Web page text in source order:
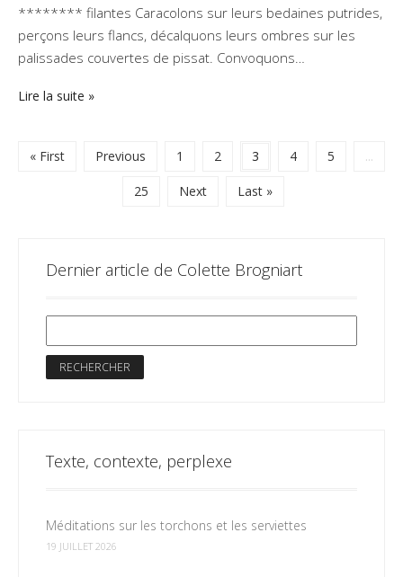
******** filantes Caracolons sur leurs bedaines putrides,
perçons leurs flancs, décalquons leurs ombres sur les
palissades couvertes de pissat. Convoquons…
Lire la suite
« First Previous 1 2 3 4 5 ...
25 Next Last »
Dernier article de Colette Brogniart
Texte, contexte, perplexe
Méditations sur les torchons et les serviettes
19 JUILLET 2026